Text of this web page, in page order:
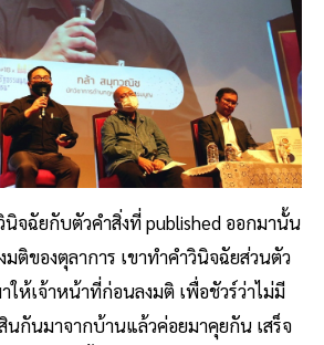
นิจฉัยกับตัวคำสิ่งที่ published ออกมานั้น
ติของตุลาการ เขาทำคำวินิจฉัยส่วนตัว
ให้เจ้าหน้าที่ก่อนลงมติ เพื่อชัวร์ว่าไม่มี
นกันมาจากบ้านแล้วค่อยมาคุยกัน เสร็จ